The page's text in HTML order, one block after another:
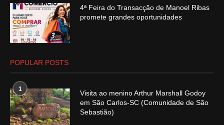
4ª Feira do Transacção de Manoel Ribas
promete grandes oportunidades
POPULAR POSTS
1
Visita ao menino Arthur Marshall Godoy
em São Carlos-SC (Comunidade de São
Sebastião)